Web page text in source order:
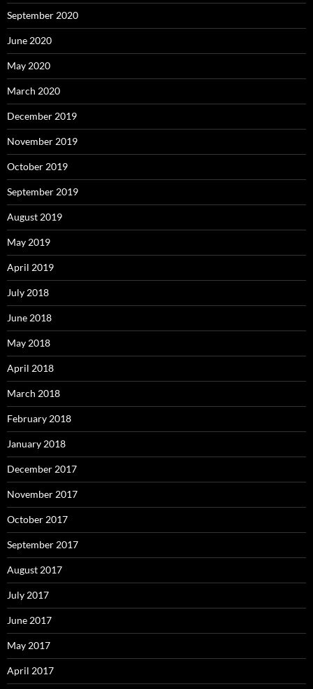
September 2020
June 2020
May 2020
March 2020
December 2019
November 2019
October 2019
September 2019
August 2019
May 2019
April 2019
July 2018
June 2018
May 2018
April 2018
March 2018
February 2018
January 2018
December 2017
November 2017
October 2017
September 2017
August 2017
July 2017
June 2017
May 2017
April 2017